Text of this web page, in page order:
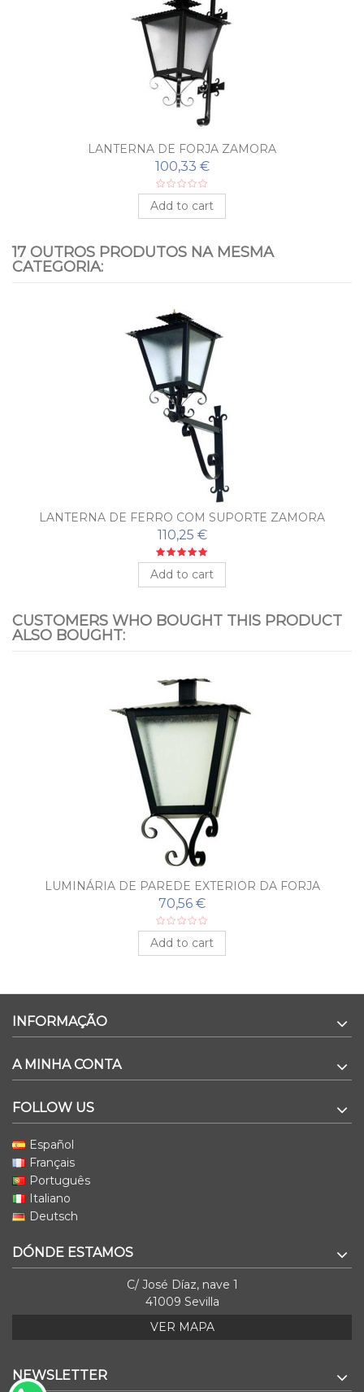
LANTERNA DE FORJA ZAMORA
100,33 €
Add to cart
17 OUTROS PRODUTOS NA MESMA
CATEGORIA:
LANTERNA DE FERRO COM SUPORTE ZAMORA
110,25 €
Add to cart
CUSTOMERS WHO BOUGHT THIS PRODUCT
ALSO BOUGHT:
LUMINÁRIA DE PAREDE EXTERIOR DA FORJA
ZAMORA
70,56 €
Add to cart
INFORMAÇÃO
A MINHA CONTA
FOLLOW US
Español
Français
Português
Italiano
Deutsch
DÓNDE ESTAMOS
C/ José Díaz, nave 1
41009 Sevilla
VER MAPA
NEWSLETTER